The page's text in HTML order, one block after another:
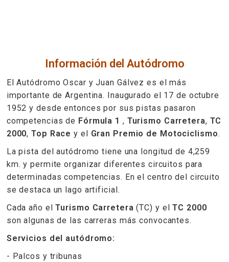
Información del Autódromo
El Autódromo Oscar y Juan Gálvez es el más
importante de Argentina. Inaugurado el 17 de octubre
1952 y desde entonces por sus pistas pasaron
competencias de Fórmula 1 , Turismo Carretera, TC
2000,Top Race y el Gran Premio de Motociclismo.
La pista del autódromo tiene una longitud de 4,259
km. y permite organizar diferentes circuitos para
determinadas competencias. En el centro del circuito
se destaca un lago artificial.
Cada año elTurismo Carretera (TC) y elTC 2000
son algunas de las carreras más convocantes.
Servicios del autódromo:
- Palcos y tribunas